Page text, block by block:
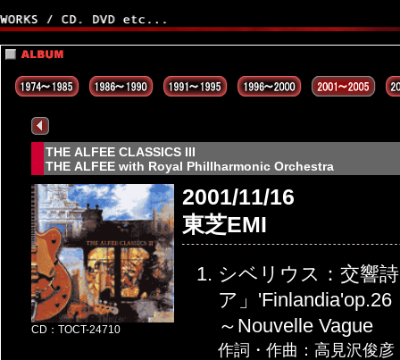
THE ALFEE CLASSICS III
THE ALFEE with Royal Phillharmonic Orchestra
CD：TOCT-24710
2001/11/16
東芝EMI
シベリウス：交響
ア」'Finlandia'op.26
～Nouvelle Vague
作詞・作曲：高見沢俊彦